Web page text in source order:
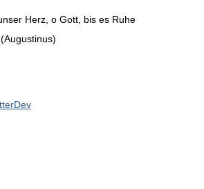
Herz, o Gott, bis es Ruhe